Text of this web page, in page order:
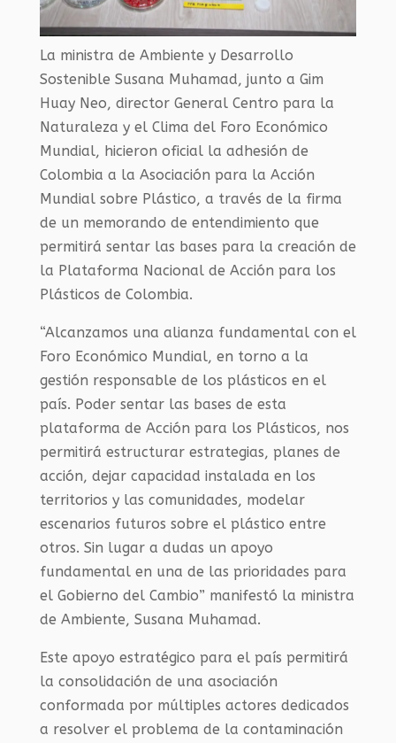
La ministra de Ambiente y Desarrollo
Sostenible Susana Muhamad, junto a Gim
Huay Neo, director General Centro para la
Naturaleza y el Clima del Foro Económico
Mundial, hicieron oficial la adhesión de
Colombia a la Asociación para la Acción
Mundial sobre Plástico, a través de la firma
de un memorando de entendimiento que
permitirá sentar las bases para la creación de
la Plataforma Nacional de Acción para los
Plásticos de Colombia.
“Alcanzamos una alianza fundamental con el
Foro Económico Mundial, en torno a la
gestión responsable de los plásticos en el
país. Poder sentar las bases de esta
plataforma de Acción para los Plásticos, nos
permitirá estructurar estrategias, planes de
acción, dejar capacidad instalada en los
territorios y las comunidades, modelar
escenarios futuros sobre el plástico entre
otros. Sin lugar a dudas un apoyo
fundamental en una de las prioridades para
el Gobierno del Cambio” manifestó la ministra
de Ambiente, Susana Muhamad.
Este apoyo estratégico para el país permitirá
la consolidación de una asociación
conformada por múltiples actores dedicados
a resolver el problema de la contaminación